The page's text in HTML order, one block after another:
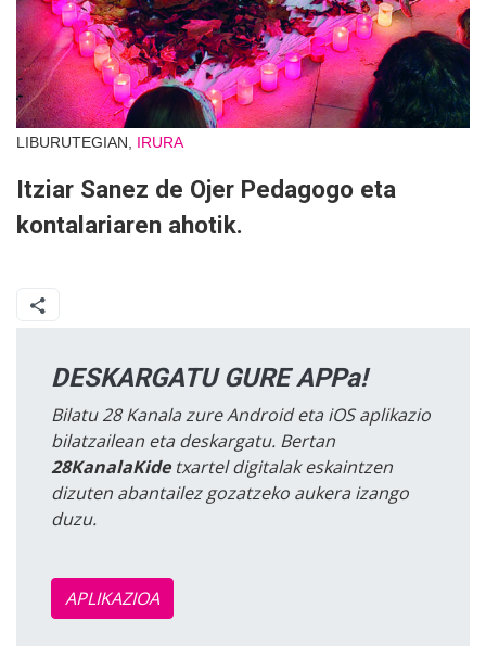
LIBURUTEGIAN, IRURA
Itziar Sanez de Ojer Pedagogo eta
kontalariaren ahotik.
DESKARGATU GURE APPa!
Bilatu 28 Kanala zure Android eta iOS aplikazio
bilatzailean eta deskargatu. Bertan
28KanalaKidetxartel digitalak eskaintzen
dizuten abantailez gozatzeko aukera izango
duzu.
APLIKAZIOA